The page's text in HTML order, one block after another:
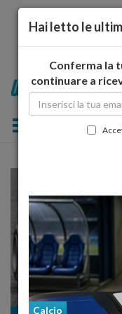
Toggle
Hai letto le
Conferma la
continuare a
Calcio